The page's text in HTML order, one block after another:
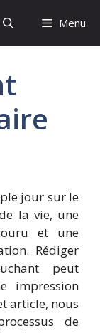
Menu
jour sur le
la vie, une
et une
Rédiger
peut
impression
article, nous
de